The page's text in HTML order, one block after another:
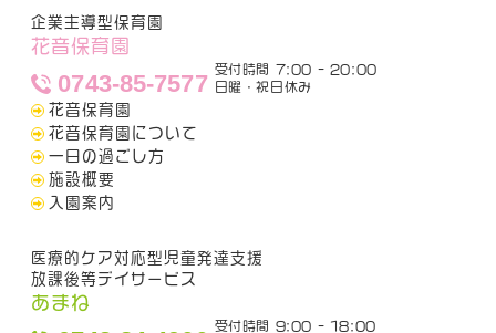
企業主導型保育園
花音保育園
0743-85-7577
受付時間 7:00 - 20:00
日曜・祝日休み
花音保育園
花音保育園について
一日の過ごし方
施設概要
入園案内
医療的ケア対応型児童発達支援
放課後等デイサービス
あまね
受付時間 9:00 - 18:00